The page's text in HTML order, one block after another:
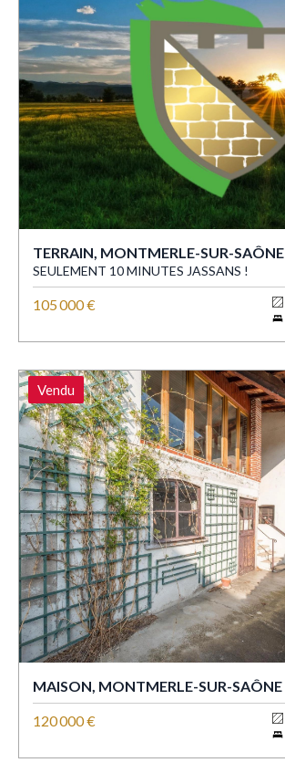
TERRAIN, MONTMERLE-SUR-SAÔNE
SEULEMENT 10 MINUTES JASSANS !
105 000 €
Vendu
MAISON, MONTMERLE-SUR-SAÔNE
120 000 €